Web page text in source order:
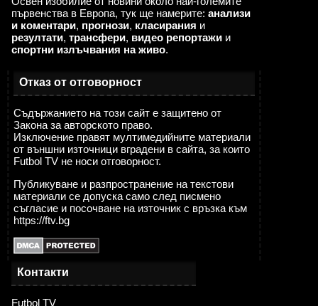
първенства в Европа, тук ще намерите: анализи
и коментари, прогнози, класирания и
резултати, трансфери, видео репортажи и
спортни излъчвания на живо.
Отказ от отговорност
Съдържанието на този сайт е защитено от
Закона за авторското право.
Изключение правят мултимедийните материали
от външни източници вградени в сайта, за които
Futbol TV не носи отговорност.
Публикуване и разпространение на текстови
материали се допуска само след писмено
съгласие и посочване на източник с връзка към
https://ftv.bg
Контакти
Futbol TV